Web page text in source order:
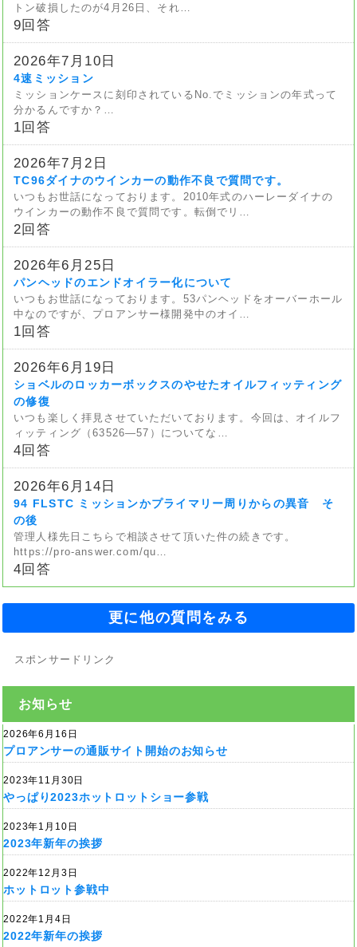
トン破損したのが4月26日、それ…
9回答
2026年7月10日
4速ミッション
ミッションケースに刻印されているNo.でミッションの年式って
分かるんですか？…
1回答
2026年7月2日
TC96ダイナのウインカーの動作不良で質問です。
いつもお世話になっております。2010年式のハーレーダイナの
ウインカーの動作不良で質問です。転倒でリ…
2回答
2026年6月25日
パンヘッドのエンドオイラー化について
いつもお世話になっております。53パンヘッドをオーバーホール
中なのですが、プロアンサー様開発中のオイ…
1回答
2026年6月19日
ショベルのロッカーボックスのやせたオイルフィッティング
の修復
いつも楽しく拝見させていただいております。今回は、オイルフ
ィッティング（63526—57）についてな…
4回答
2026年6月14日
94 FLSTC ミッションかプライマリー周りからの異音 そ
の後
管理人様先日こちらで相談させて頂いた件の続きです。
https://pro-answer.com/qu…
4回答
更に他の質問をみる
スポンサードリンク
お知らせ
2026年6月16日
プロアンサーの通販サイト開始のお知らせ
2023年11月30日
やっぱり2023ホットロットショー参戦
2023年1月10日
2023年新年の挨拶
2022年12月3日
ホットロット参戦中
2022年1月4日
2022年新年の挨拶